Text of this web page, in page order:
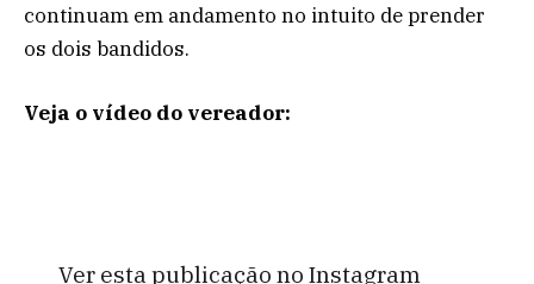
continuam em andamento no intuito de prender
os dois bandidos.
Veja o vídeo do vereador:
Ver esta publicação no Instagram